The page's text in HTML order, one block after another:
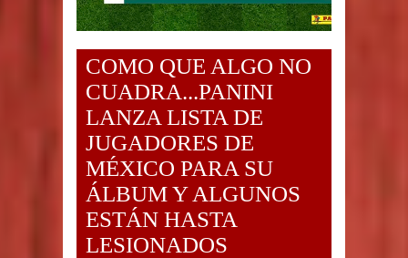
COMO QUE ALGO NO
CUADRA...PANINI
LANZA LISTA DE
JUGADORES DE
MÉXICO PARA SU
ÁLBUM Y ALGUNOS
ESTÁN HASTA
LESIONADOS